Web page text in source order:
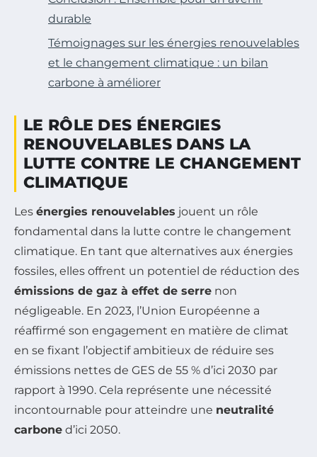
durable
Témoignages sur les énergies renouvelables
et le changement climatique : un bilan
carbone à améliorer
LE RÔLE DES ÉNERGIES
RENOUVELABLES DANS LA
LUTTE CONTRE LE CHANGEMENT
CLIMATIQUE
Les énergies renouvelables jouent un rôle
fondamental dans la lutte contre le changement
climatique. En tant que alternatives aux énergies
fossiles, elles offrent un potentiel de réduction des
émissions de gaz à effet de serre non
négligeable. En 2023, l’Union Européenne a
réaffirmé son engagement en matière de climat
en se fixant l’objectif ambitieux de réduire ses
émissions nettes de GES de 55 % d’ici 2030 par
rapport à 1990. Cela représente une nécessité
incontournable pour atteindre une neutralité
carbone d’ici 2050.